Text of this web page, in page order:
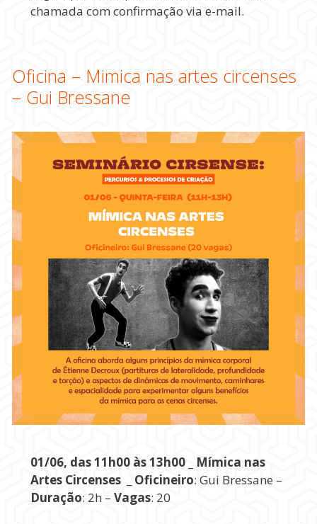
chamada com confirmação via e-mail.
Oficina – Mimica nas artes circenses
– Gui Bressane
01/06, das 11h00 às 13h00 _ Mímica nas
Artes Circenses
Oficineiro: Gui Bressane –
Duração: 2h – Vagas: 20